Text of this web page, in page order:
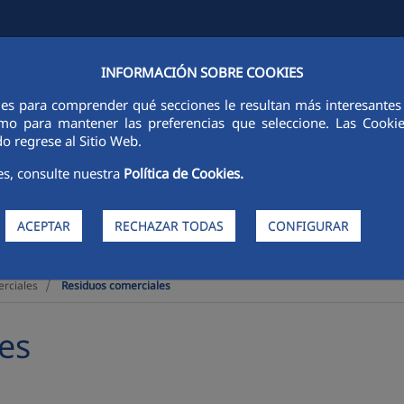
INFORMACIÓN SOBRE COOKIES
para comprender qué secciones le resultan más
para mantener las preferencias que seleccione. Las
regrese al Sitio Web.
consulte nuestra Política de Cookies.
ACEPTAR RECHAZAR TODAS CONFIGURAR
SOSTENIBILIDAD PERSONAS INNOVACIÓN
>Residuos comerciales